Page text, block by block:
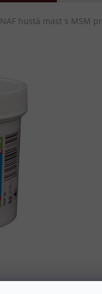
hustá mast s MSM